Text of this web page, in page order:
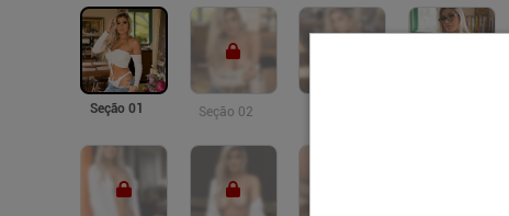
Seção 01 Seção 02